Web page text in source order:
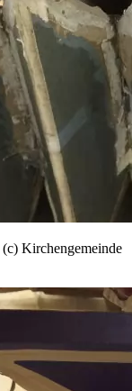
(c) Kirchengemeinde